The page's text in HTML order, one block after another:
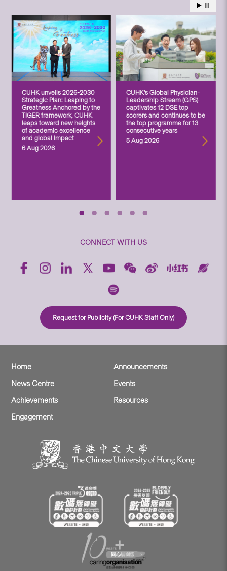
CUHK unveils 2026-2030
Strategic Plan: Leaping to
Greatness Anchored by the
TIGER framework, CUHK
leaps toward new heights
of academic excellence
and global impact
6 Aug 2026
CUHK’s Global Physician-
Leadership Stream (GPS)
captivates 12 DSE top
scorers and continues to be
the top programme for 13
consecutive years
5 Aug 2026
CONNECT WITH US
Request for Publicity (For CUHK Staff Only)
Home
Announcements
News Centre
Events
Achievements
Resources
Engagement